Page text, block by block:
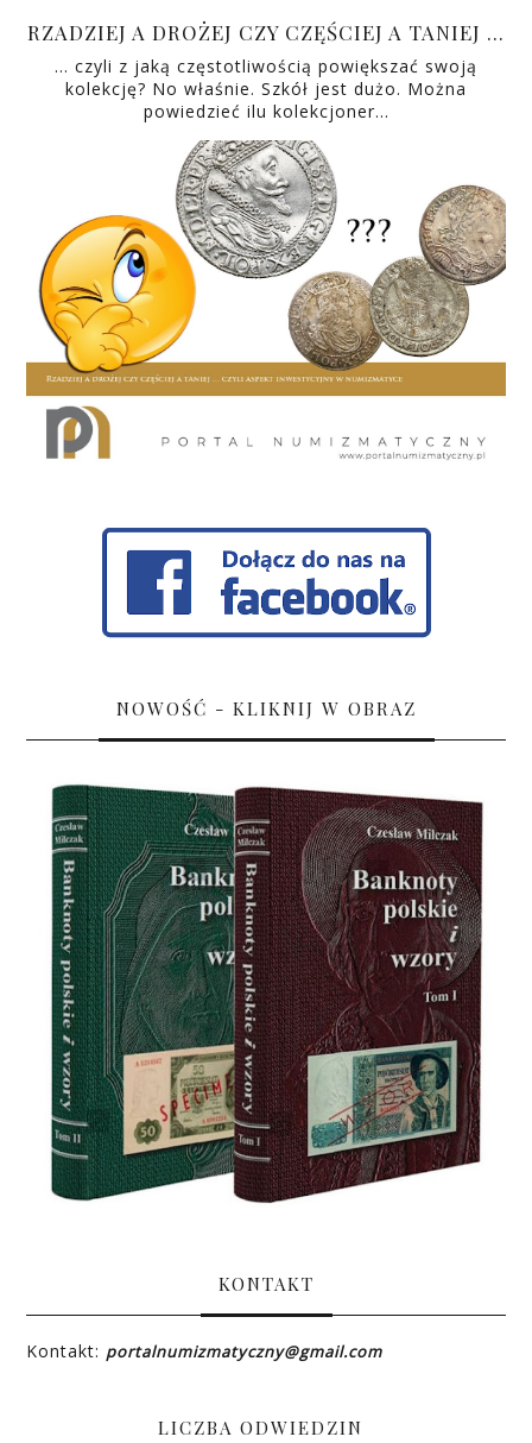
RZADZIEJ A DROŻEJ CZY CZĘŚCIEJ A TANIEJ …
… czyli z jaką częstotliwością powiększać swoją
kolekcję? No właśnie. Szkół jest dużo. Można
powiedzieć ilu kolekcjoner…
NOWOŚĆ - KLIKNIJ W OBRAZ
KONTAKT
Kontakt: portalnumizmatyczny@gmail.com
LICZBA ODWIEDZIN